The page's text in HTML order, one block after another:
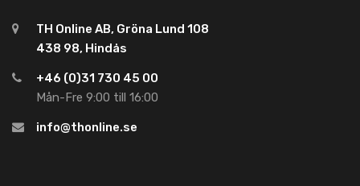
TH Online AB, Gröna Lund 108
438 98, Hindås
+46 (0)31 730 45 00
Mån-Fre 9:00 till 16:00
info@thonline.se